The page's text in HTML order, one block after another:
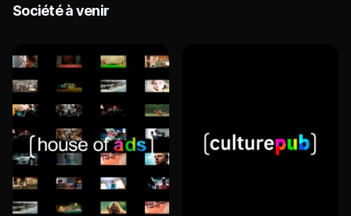
Société à venir